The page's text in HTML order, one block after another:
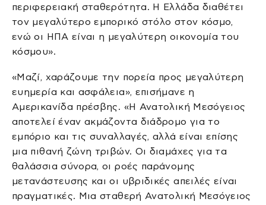
περιφερειακή σταθερότητα. Η Ελλάδα διαθέτει
τον μεγαλύτερο εμπορικό στόλο στον κόσμο,
ενώ οι ΗΠΑ είναι η μεγαλύτερη οικονομία του
κόσμου».
«Μαζί, χαράζουμε την πορεία προς μεγαλύτερη
ευημερία και ασφάλεια», επισήμανε η
Αμερικανίδα πρέσβης. «Η Ανατολική Μεσόγειος
αποτελεί έναν ακμάζοντα διάδρομο για το
εμπόριο και τις συναλλαγές, αλλά είναι επίσης
μια πιθανή ζώνη τριβών. Οι διαμάχες για τα
θαλάσσια σύνορα, οι ροές παράνομης
μετανάστευσης και οι υβριδικές απειλές είναι
πραγματικές. Μια σταθερή Ανατολική Μεσόγειος